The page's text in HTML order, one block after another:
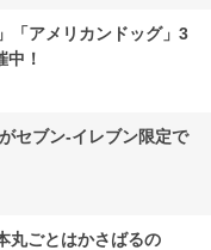
「アメリカンドッグ」3
！
セブン‐イレブン限定で
丸ごとはかさばるの